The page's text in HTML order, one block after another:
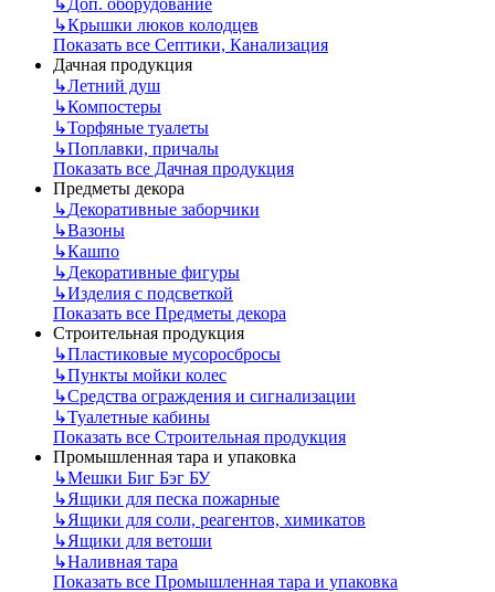
↳Крышки люков колодцев
Показать все Септики, Канализация
Дачная продукция
↳Летний душ
↳Компостеры
↳Торфяные туалеты
↳Поплавки, причалы
Показать все Дачная продукция
Предметы декора
↳Декоративные заборчики
↳Вазоны
↳Кашпо
↳Декоративные фигуры
↳Изделия с подсветкой
Показать все Предметы декора
Строительная продукция
↳Пластиковые мусоросбросы
↳Пункты мойки колес
↳Средства ограждения и сигнализации
↳Туалетные кабины
Показать все Строительная продукция
Промышленная тара и упаковка
↳Мешки Биг Бэг БУ
↳Ящики для песка пожарные
↳Ящики для соли, реагентов, химикатов
↳Ящики для ветоши
↳Наливная тара
Показать все Промышленная тара и упаковка